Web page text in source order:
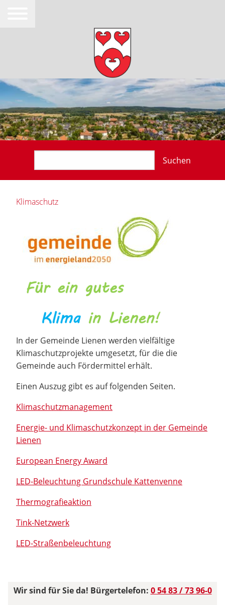
Suchen
Klimaschutz
In der Gemeinde Lienen werden vielfältige
Klimaschutzprojekte umgesetzt, für die die
Gemeinde auch Fördermittel erhält.
Einen Auszug gibt es auf folgenden Seiten.
Klimaschutzmanagement
Energie- und Klimaschutzkonzept in der Gemeinde
Lienen
European Energy Award
LED-Beleuchtung Grundschule Kattenvenne
Thermografieaktion
Tink-Netzwerk
LED-Straßenbeleuchtung
Wir sind für Sie da! Bürgertelefon: 0 54 83 / 73 96-0